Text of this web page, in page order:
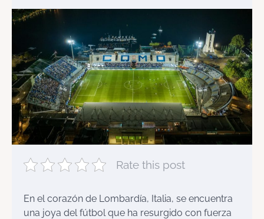
Rate this post
En el corazón de Lombardía, Italia, se encuentra
una joya del fútbol que ha resurgido con fuerza